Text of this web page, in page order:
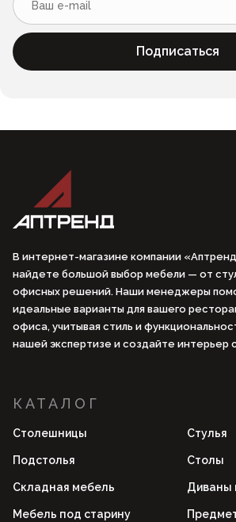
Подписаться
В интернет-магазине компании
найдете большой выбор мебели — от
офисных решений. Наши менеджеры
идеальные варианты для вашего
офиса, учитывая стиль и
нашей экспертизе и создайте интерьер
КАТАЛОГ
Столешницы Стулья
Подстолья Столы
Складная мебель Диваны
Мебель под старину